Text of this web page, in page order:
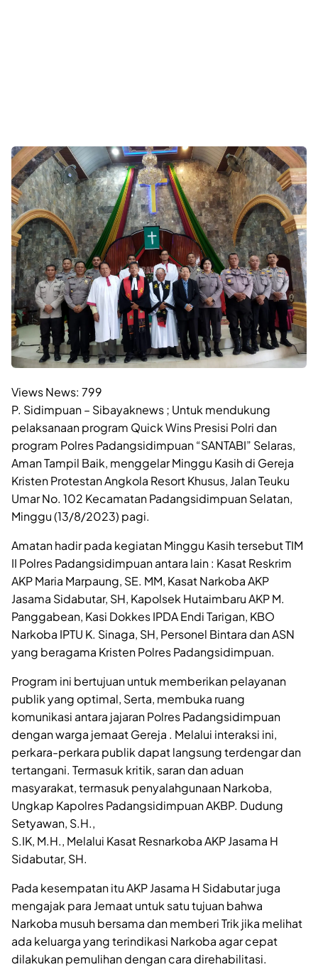
Views News: 799
P. Sidimpuan – Sibayaknews ; Untuk mendukung
pelaksanaan program Quick Wins Presisi Polri dan
program Polres Padangsidimpuan “SANTABI” Selaras,
Aman Tampil Baik, menggelar Minggu Kasih di Gereja
Kristen Protestan Angkola Resort Khusus, Jalan Teuku
Umar No. 102 Kecamatan Padangsidimpuan Selatan,
Minggu (13/8/2023) pagi.
Amatan hadir pada kegiatan Minggu Kasih tersebut TIM
II Polres Padangsidimpuan antara lain : Kasat Reskrim
AKP Maria Marpaung, SE. MM, Kasat Narkoba AKP
Jasama Sidabutar, SH, Kapolsek Hutaimbaru AKP M.
Panggabean, Kasi Dokkes IPDA Endi Tarigan, KBO
Narkoba IPTU K. Sinaga, SH, Personel Bintara dan ASN
yang beragama Kristen Polres Padangsidimpuan.
Program ini bertujuan untuk memberikan pelayanan
publik yang optimal, Serta, membuka ruang
komunikasi antara jajaran Polres Padangsidimpuan
dengan warga jemaat Gereja . Melalui interaksi ini,
perkara-perkara publik dapat langsung terdengar dan
tertangani. Termasuk kritik, saran dan aduan
masyarakat, termasuk penyalahgunaan Narkoba,
Ungkap Kapolres Padangsidimpuan AKBP. Dudung
Setyawan, S.H.,
S.IK, M.H., Melalui Kasat Resnarkoba AKP Jasama H
Sidabutar, SH.
Pada kesempatan itu AKP Jasama H Sidabutar juga
mengajak para Jemaat untuk satu tujuan bahwa
Narkoba musuh bersama dan memberi Trik jika melihat
ada keluarga yang terindikasi Narkoba agar cepat
dilakukan pemulihan dengan cara direhabilitasi.